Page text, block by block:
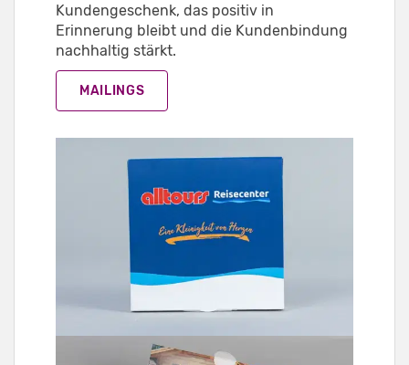
Kundengeschenk, das positiv in
Erinnerung bleibt und die Kundenbindung
nachhaltig stärkt.
MAILINGS